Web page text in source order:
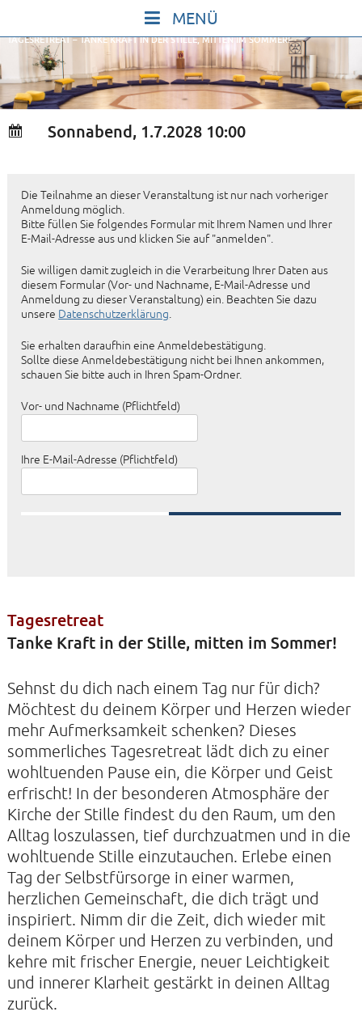
content
START
IN STILLE SEIN
SINGEN UND SCHWEIGEN
BEWEGEN UND TANZEN
HEILKRAFT DES KÖRPERS
STILLE UND SPIEL FÜR KINDER UND
VORTRÄGE
KONZERTE
ALLE TERMINE
SO KOMMEN SIE ZU UNS
VERMIETUNG
ARCHIV
IMPRESSUM
DATENSCHUTZERKLÄRUNG
KIRCHE DER STILLE
Helenenstraße 14A
22765 Hamburg
Tel: 040-21088468
TAGESRETREAT – TANKE KRAFT IN DER STILLE, MITTEN IM SOMMER!
Sonnabend, 1.7.2028 10:00
Die Teilnahme an dieser Veranstaltung ist nur nach vorheriger
Anmeldung möglich.
Bitte füllen Sie folgendes Formular mit Ihrem Namen und Ihrer
E-Mail-Adresse aus und klicken Sie auf "anmelden".
Sie willigen damit zugleich in die Verarbeitung Ihrer Daten aus
diesem Formular (Vor- und Nachname, E-Mail-Adresse und
Anmeldung zu dieser Veranstaltung) ein. Beachten Sie dazu
unsere Datenschutzerklärung.
Sie erhalten daraufhin eine Anmeldebestätigung.
Sollte diese Anmeldebestätigung nicht bei Ihnen ankommen,
schauen Sie bitte auch in Ihren Spam-Ordner.
Vor- und Nachname (Pflichtfeld)
Ihre E-Mail-Adresse (Pflichtfeld)
Tagesretreat
Tanke Kraft in der Stille, mitten im Sommer!
Sehnst du dich nach einem Tag nur für dich?
Möchtest du deinem Körper und Herzen wieder
mehr Aufmerksamkeit schenken? Dieses
sommerliches Tagesretreat lädt dich zu einer
wohltuenden Pause ein, die Körper und Geist
erfrischt! In der besonderen Atmosphäre der
Kirche der Stille findest du den Raum, um den
Alltag loszulassen, tief durchzuatmen und in die
wohltuende Stille einzutauchen. Erlebe einen
Tag der Selbstfürsorge in einer warmen,
herzlichen Gemeinschaft, die dich trägt und
inspiriert. Nimm dir die Zeit, dich wieder mit
deinem Körper und Herzen zu verbinden, und
kehre mit frischer Energie, neuer Leichtigkeit
und innerer Klarheit gestärkt in deinen Alltag
zurück.